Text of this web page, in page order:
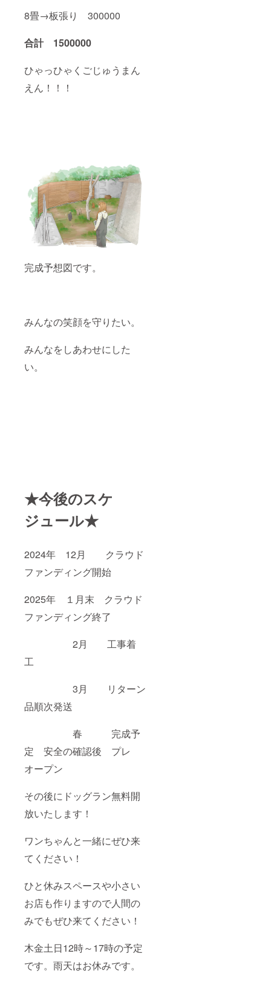
8畳→板張り 300000
合計 1500000
ひゃっひゃくごじゅうまん
えん！！！
完成予想図です。
みんなの笑顔を守りたい。
みんなをしあわせにした
い。
★今後のスケ
ジュール★
2024年 12月 クラウド
ファンディング開始
2025年 １月末 クラウド
ファンディング終了
2月 工事着
工
3月 リターン
品順次発送
春 完成予
定 安全の確認後 プレ
オープン
その後にドッグラン無料開
放いたします！
ワンちゃんと一緒にぜひ来
てください！
ひと休みスペースや小さい
お店も作りますので人間の
みでもぜひ来てください！
木金土日12時～17時の予定
です。雨天はお休みです。